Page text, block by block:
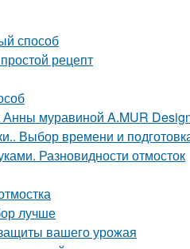
способ
рецепт
муравиной A.MUR
Выбор времени и
Разновидности отмосток
лучше
вашего урожая